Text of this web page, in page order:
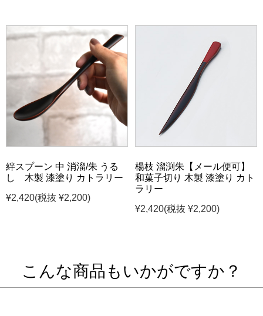
絆スプーン 中 消溜/朱 うる
し 木製 漆塗り カトラリー
¥2,420(税抜 ¥2,200)
楊枝 溜渕朱【メール便可】
和菓子切り 木製 漆塗り カト
ラリー
¥2,420(税抜 ¥2,200)
こんな商品もいかがですか？